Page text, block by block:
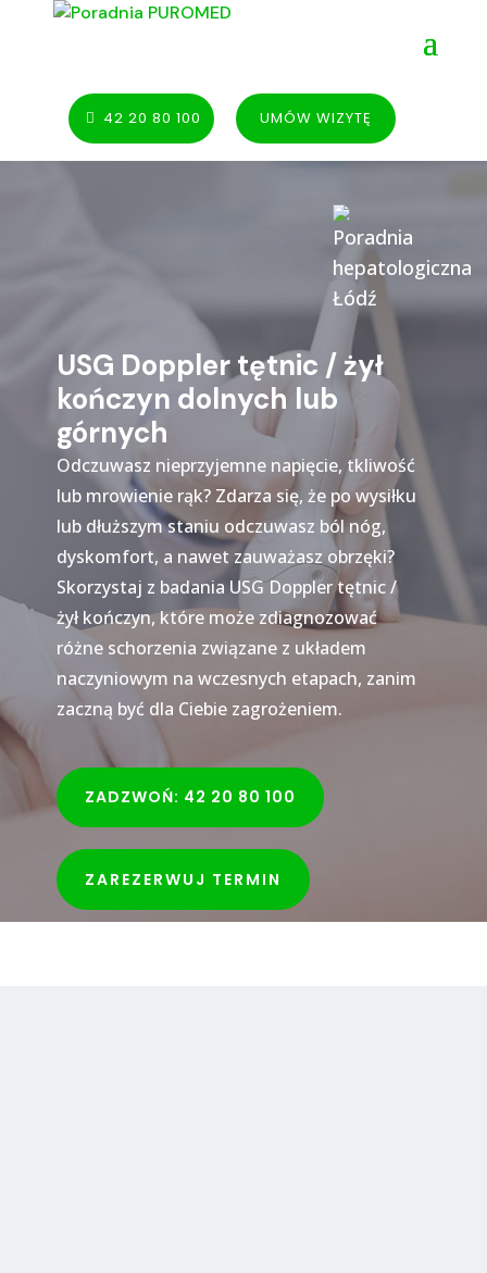
42 20 80 100 UMÓW WIZYTĘ
USG Doppler tętnic / żył
kończyn dolnych lub
górnych
Odczuwasz nieprzyjemne napięcie, tkliwość
lub mrowienie rąk? Zdarza się, że po wysiłku
lub dłuższym staniu odczuwasz ból nóg,
dyskomfort, a nawet zauważasz obrzęki?
Skorzystaj z badania USG Doppler tętnic /
żył kończyn, które może zdiagnozować
różne schorzenia związane z układem
naczyniowym na wczesnych etapach, zanim
zaczną być dla Ciebie zagrożeniem.
ZADZWOŃ: 42 20 80 100
ZAREZERWUJ TERMIN